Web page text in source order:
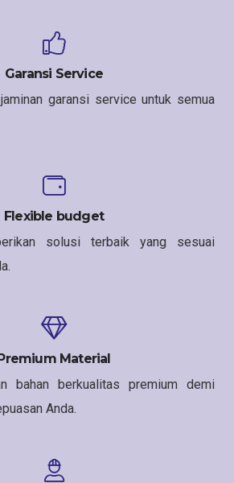
Garansi Service
garansi service untuk semua
Flexible budget
solusi terbaik yang sesuai
Premium Material
bahan berkualitas premium demi
Anda.